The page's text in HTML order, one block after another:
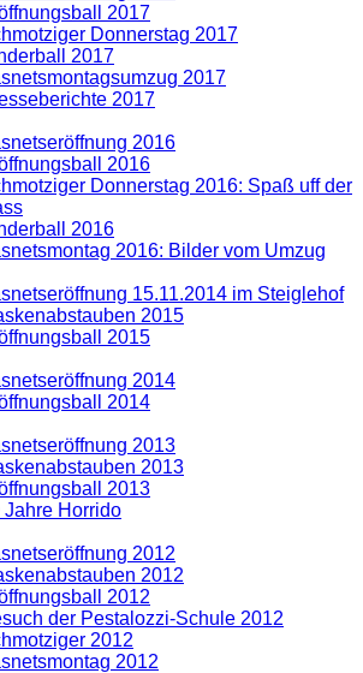
2017
Donnerstag 2017
2017
2017
2017
2016
2016
Donnerstag 2016: Spaß uff der
2016
2016: Bilder vom Umzug
15.11.2014 im Steiglehof
2015
2015
2014
2014
2013
2013
2013
Jahre Horrido
2012
2012
2012
der Pestalozzi-Schule 2012
2012
2012